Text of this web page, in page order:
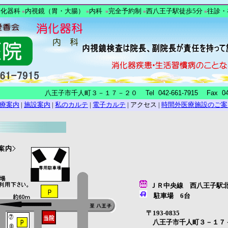
器科 ■内視鏡（胃・大腸） ■内科 ■完全予約制 ■西八王子駅徒歩5分 ■往診
八王子市千人町３－１７－２０ Tel 042-661-7915 Fax
案内 | 施設案内 | 私のカルテ | 電子カルテ | アクセス | 時間外医療施設のご
ＪＲ中央線 西八王子駅
駐車場 6台
〒193-0835
八王子市千人町３－１７